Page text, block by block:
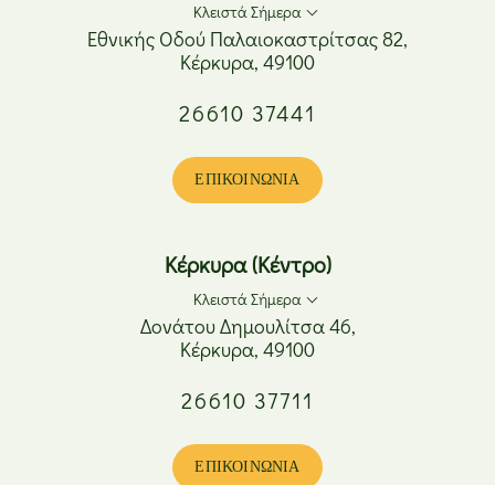
Κλειστά Σήμερα
08:00 - 20:00
08:00 - 20:00
Παρασκευή
08:00 - 20:00
Κυριακή
Κλειστά
Εθνικής Οδού Παλαιοκαστρίτσας 82,
Κέρκυρα, 49100
26610 37441
ΕΠΙΚΟΙΝΩΝΊΑ
Κέρκυρα (Κέντρο)
Κλειστά Σήμερα
08:00 - 20:00
08:00 - 20:00
Δονάτου Δημουλίτσα 46,
Κέρκυρα, 49100
26610 37711
ΕΠΙΚΟΙΝΩΝΊΑ